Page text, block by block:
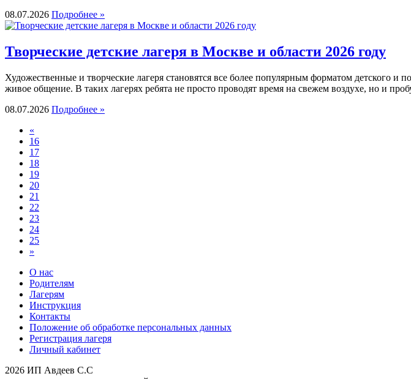
08.07.2026 Подробнее »
Творческие детские лагеря в Москве и области 2026 году
Художественные и творческие лагеря становятся все более популярным форматом детского и
живое общение. В таких лагерях ребята не просто проводят время на свежем воздухе, но и
08.07.2026 Подробнее »
«
16
17
18
19
20
21
22
23
24
25
»
О нас
Родителям
Лагерям
Инструкция
Контакты
Положение об обработке персональных данных
Регистрация лагеря
Личный кабинет
2026 ИП Авдеев С.С